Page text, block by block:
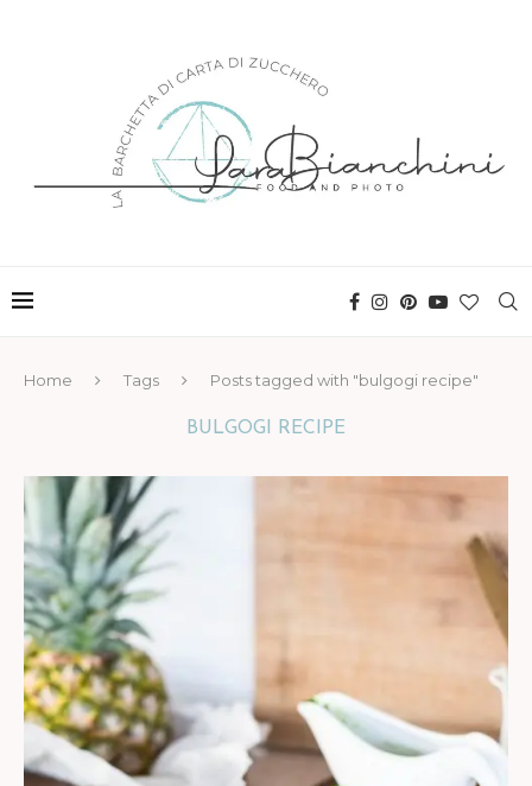
Home Tags Posts tagged with "bulgogi recipe"
BULGOGI RECIPE